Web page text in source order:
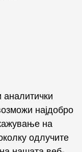
мрежи
аналитички
најдобро
на
одлучите